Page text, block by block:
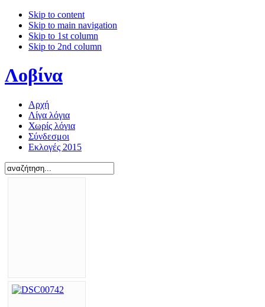
Skip to content
Skip to main navigation
Skip to 1st column
Skip to 2nd column
Λοβίνα
Αρχή
Λίγα λόγια
Χωρίς λόγια
Σύνδεσμοι
Εκλογές 2015